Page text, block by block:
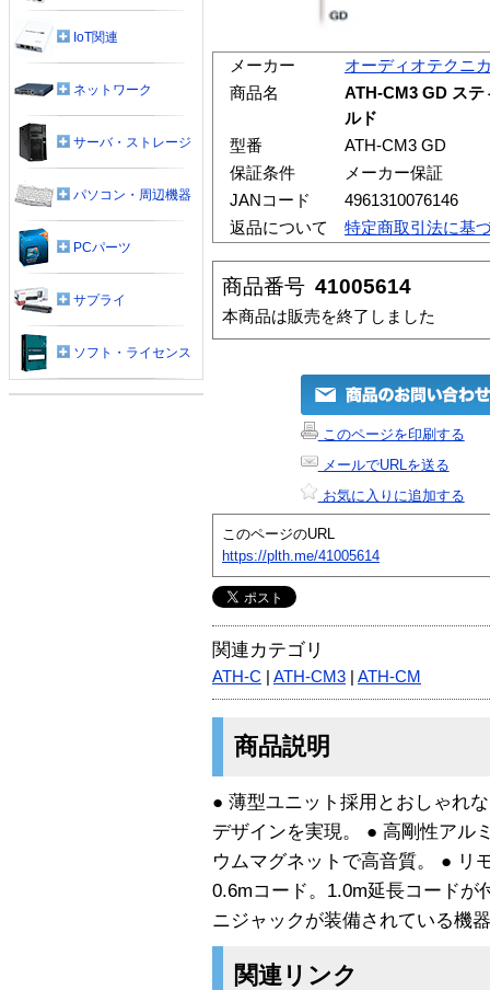
メーカー
オーディオテクニ
商品名
ATH-CM3 GD ステ
ルド
型番
ATH-CM3 GD
保証条件
メーカー保証
JANコード
4961310076146
返品について
特定商取引法に基
商品番号 41005614
本商品は販売を終了しました
このページを印刷する
メールでURLを送る
お気に入りに追加する
このページのURL
https://plth.me/41005614
関連カテゴリ
ATH-C ATH-CM3 ATH-CM
商品説明
● 薄型ユニット採用とおしゃれ
デザインを実現。 ● 高剛性アル
ウムマグネットで高音質。 ● リ
0.6mコード。1.0m延長コード
ニジャックが装備されている機
関連リンク
IoT関連
ネットワーク
サーバ・ストレージ
パソコン・周辺機器
PCパーツ
サプライ
ソフト・ライセンス